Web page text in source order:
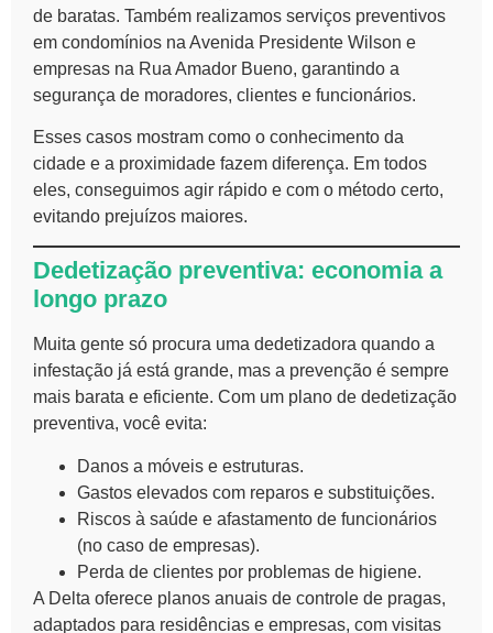
de baratas. Também realizamos serviços preventivos
em condomínios na Avenida Presidente Wilson e
empresas na Rua Amador Bueno, garantindo a
segurança de moradores, clientes e funcionários.
Esses casos mostram como o conhecimento da
cidade e a proximidade fazem diferença. Em todos
eles, conseguimos agir rápido e com o método certo,
evitando prejuízos maiores.
Dedetização preventiva: economia a
longo prazo
Muita gente só procura uma dedetizadora quando a
infestação já está grande, mas a prevenção é sempre
mais barata e eficiente. Com um plano de dedetização
preventiva, você evita:
Danos a móveis e estruturas.
Gastos elevados com reparos e substituições.
Riscos à saúde e afastamento de funcionários
(no caso de empresas).
Perda de clientes por problemas de higiene.
A Delta oferece planos anuais de controle de pragas,
adaptados para residências e empresas, com visitas